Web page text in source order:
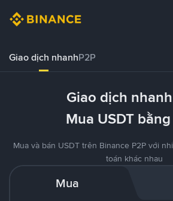
Giao dịch nhanhP2P
Giao dịch
Mua USDT
Mua và bán USDT trên Binance P2P với
toán khác nhau
Mua